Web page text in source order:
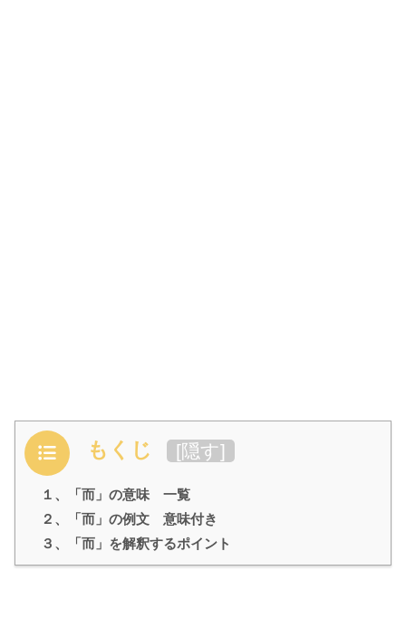
もくじ [隠す]
１、「而」の意味 一覧
２、「而」の例文 意味付き
３、「而」を解釈するポイント